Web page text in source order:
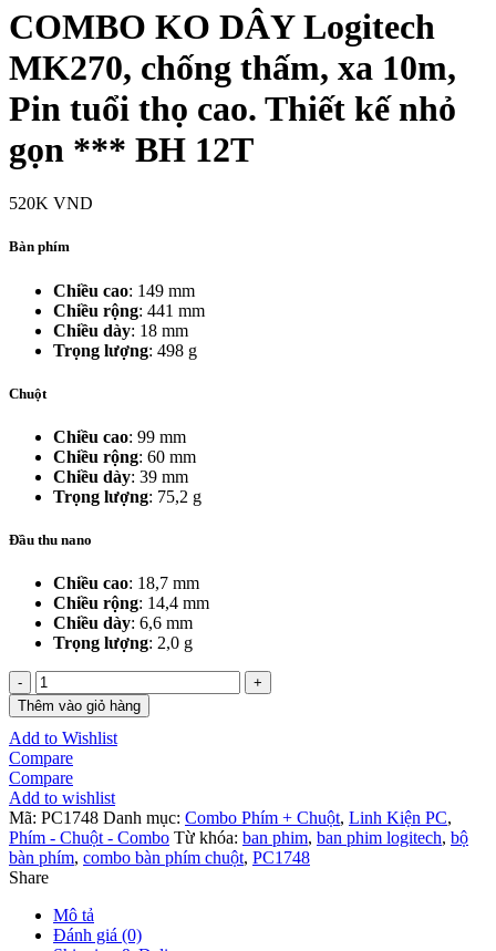
COMBO KO DÂY Logitech
MK270, chống thấm, xa 10m,
Pin tuổi thọ cao. Thiết kế nhỏ
gọn *** BH 12T
520K VND
Bàn phím
Chiều cao: 149 mm
Chiều rộng: 441 mm
Chiều dày: 18 mm
Trọng lượng: 498 g
Chuột
Chiều cao: 99 mm
Chiều rộng: 60 mm
Chiều dày: 39 mm
Trọng lượng: 75,2 g
Đầu thu nano
Chiều cao: 18,7 mm
Chiều rộng: 14,4 mm
Chiều dày: 6,6 mm
Trọng lượng: 2,0 g
COMBO KO
DÂY
Logitech
MK270,
chống
thấm,
xa
10m,
Pin
tuổi
thọ
Thiết
kế
Thêm vào giỏ hàng
Add to Wishlist
Compare
Compare
Add to wishlist
Mã: PC1748 Danh mục: Combo Phím + Chuột, Linh Kiện PC,
Phím - Chuột - Combo Từ khóa: ban phim, ban phim logitech, bộ
bàn phím, combo bàn phím chuột, PC1748
Share
Mô tả
Đánh giá (0)